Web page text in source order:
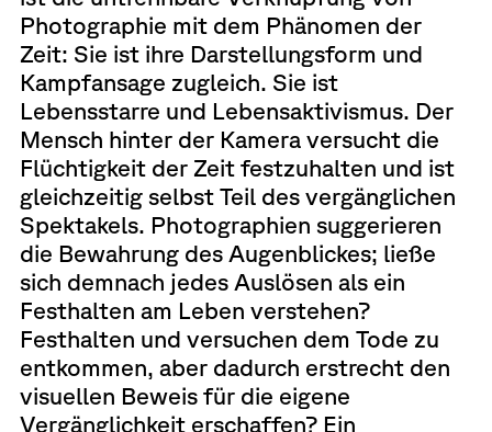
Photographie mit dem Phänomen der
Zeit: Sie ist ihre Darstellungsform und
Kampfansage zugleich. Sie ist
Lebensstarre und Lebensaktivismus. Der
Mensch hinter der Kamera versucht die
Flüchtigkeit der Zeit festzuhalten und ist
gleichzeitig selbst Teil des vergänglichen
Spektakels. Photographien suggerieren
die Bewahrung des Augenblickes; ließe
sich demnach jedes Auslösen als ein
Festhalten am Leben verstehen?
Festhalten und versuchen dem Tode zu
entkommen, aber dadurch erstrecht den
visuellen Beweis für die eigene
Vergänglichkeit erschaffen? Ein